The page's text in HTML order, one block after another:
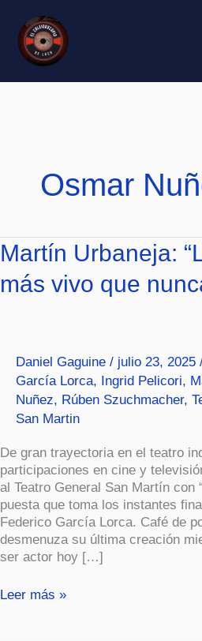
contenido
Osmar
Martín Urbaneja:
más vivo que
Daniel Gaguine / julio 23, 2025
García Lorca, Ingrid Pelicori,
Nuñez, Rúben Szuchmacher,
San Martin
De gran trayectoria en el teatro
participaciones en cine y
al Teatro General San Martín con
puesta que toma los instantes
Federico García Lorca. Café de
desmenuza su última creación
ser actor hoy […]
Martín
Urbaneja:
“Lorca
está
nunca”.
Leer más »